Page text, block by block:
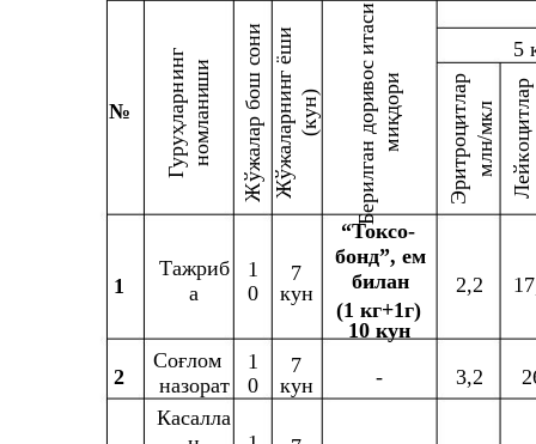
№ Гуруҳларн
ин
г
ном
ла
ни
ши
Ж
ўжа
ла
р бош с
он
и
Ж
ўжа
ла
рн
ин
г ё
ши
(кун
)
Б
ери
лга
н дори
вос
ит
ас
и
м
иқ
дори
5
Эри
троц
ит
ла
р
м
лн
/мкл
Лейк
оц
ит
ла
р
1
Тажриб
а
1
0
7
кун
“Токсо-
бонд”, ем
билан
(1 кг+1г)
10 кун
2,2
2
Соғлом
назорат
1
0
7
кун
- 3,2
Касалла